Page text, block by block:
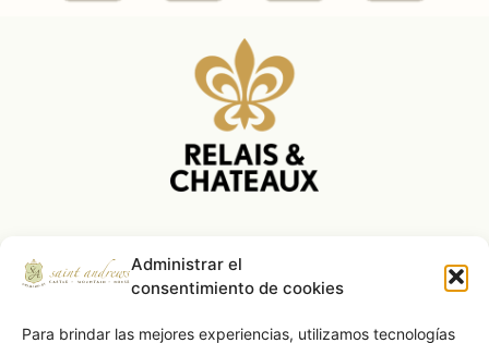
Administrar el
consentimiento de cookies
Para brindar las mejores experiencias, utilizamos tecnologías
Nuestros Logros